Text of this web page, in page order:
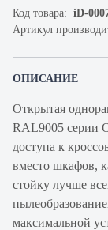
Код товара: iD-
Артикул
ОПИСАНИЕ
Открытая
RAL9005 серии
доступа к
вместо шкафов,
стойку лучше
максимальной